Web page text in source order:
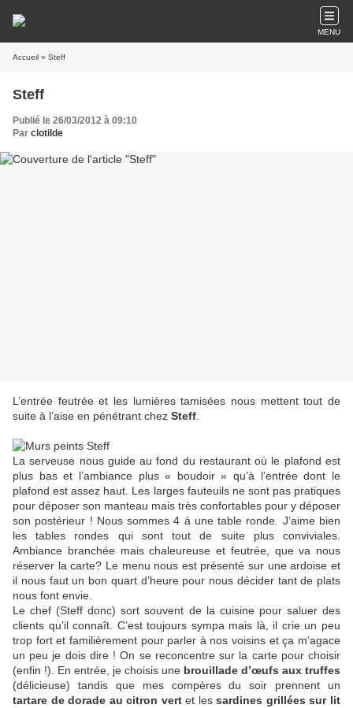
MENU
Accueil » Steff
Steff
Publié le 26/03/2012 à 09:10
Par clotilde
L’entrée feutrée et les lumières tamisées nous mettent tout de
suite à l’aise en pénétrant chez Steff
La serveuse nous guide au fond du restaurant où le plafond est
plus bas et l’ambiance plus « boudoir » qu’à l’entrée dont le
plafond est assez haut. Les larges fauteuils ne sont pas pratiques
pour déposer son manteau mais très confortables pour y déposer
son postérieur ! Nous sommes 4 à une table ronde. J’aime bien
les tables rondes qui sont tout de suite plus conviviales.
Ambiance branchée mais chaleureuse et feutrée, que va nous
réserver la carte? Le menu nous est présenté sur une ardoise et
il nous faut un bon quart d’heure pour nous décider tant de plats
nous font envie.
Le chef (Steff donc) sort souvent de la cuisine pour saluer des
clients qu’il connaît. C’est toujours sympa mais là, il crie un peu
trop fort et familièrement pour parler à nos voisins et ça m’agace
un peu je dois dire ! On se reconcentre sur la carte pour choisir
(enfin !). En entrée, je choisis une brouillade d’œufs aux truffes
(délicieuse) tandis que mes compères du soir prennent un
tartare de dorade au citron vertet lessardines grillées sur lit